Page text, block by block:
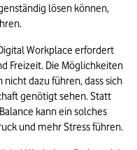
lösen können,
Workplace erfordert
Freizeit. Die Möglichkeiten
dazu führen, dass sich
genötigt sehen. Statt
kann ein solches
und mehr Stress führen.